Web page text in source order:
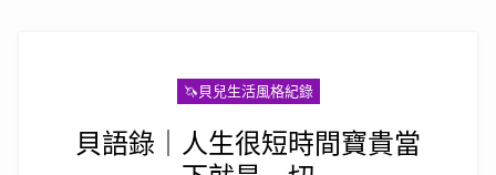
🦄️貝兒生活風格紀錄
貝語錄｜人生很短時間寶貴當